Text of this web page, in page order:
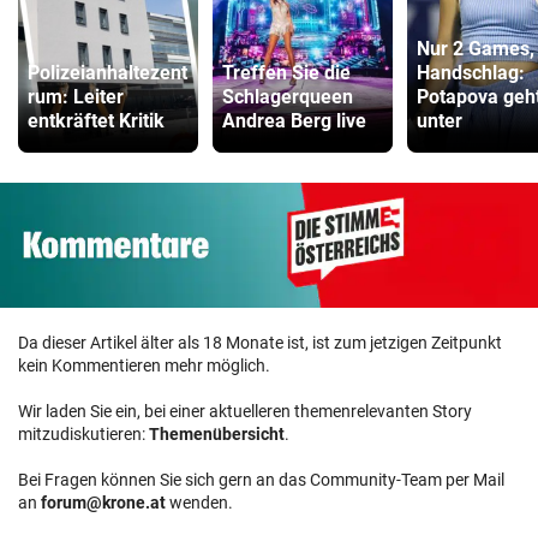
Polizeianhaltezent
rum: Leiter
entkräftet Kritik
Treffen Sie die
Schlagerqueen
Andrea Berg live
Nur 2
Handschlag:
Potapova
unter
Da dieser Artikel älter als 18 Monate ist, ist zum jetzigen Zeitpunkt
kein Kommentieren mehr möglich.
Wir laden Sie ein, bei einer aktuelleren themenrelevanten Story
mitzudiskutieren:Themenübersicht.
Bei Fragen können Sie sich gern an das Community-Team per Mail
an forum@krone.atwenden.